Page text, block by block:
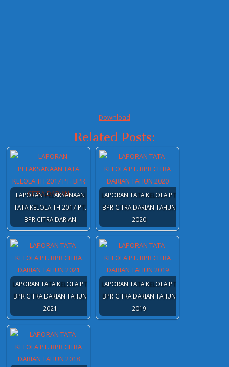
Download
Related Posts:
LAPORAN PELAKSANAAN
TATA KELOLA TH 2017 PT.
BPR CITRA DARIAN
LAPORAN TATA KELOLA PT.
BPR CITRA DARIAN TAHUN
2020
LAPORAN TATA KELOLA PT.
BPR CITRA DARIAN TAHUN
2021
LAPORAN TATA KELOLA PT.
BPR CITRA DARIAN TAHUN
2019